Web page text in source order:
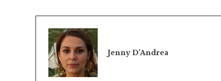
Jenny D'Andrea